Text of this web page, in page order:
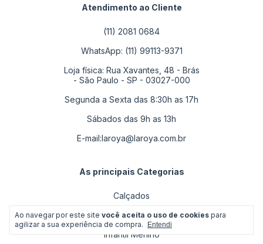
Ao navegar por este site você aceita o uso de cookies para
agilizar a sua experiência de compra.
Entendi
Atendimento ao Cliente
(11) 2081 0684
WhatsApp: (11) 99113-9371
Loja física: Rua Xavantes, 48 - Brás
- São Paulo - SP - 03027-000
Segunda a Sexta das 8:30h as 17h
Sábados das 9h as 13h
E-mail:laroya@laroya.com.br
As principais Categorias
Calçados
Infantil Menina
Infantil Menino